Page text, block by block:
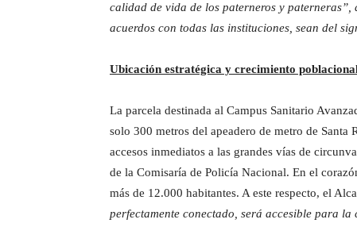
calidad de vida de los paterneros y paterneras”,
acuerdos con todas las instituciones, sean del
Ubicación estratégica y crecimiento
La parcela destinada al Campus Sanitario
solo 300 metros del apeadero de metro de
accesos inmediatos a las grandes vías de
de la Comisaría de Policía Nacional. En el
más de 12.000 habitantes. A este respecto, el
perfectamente conectado, será accesible para